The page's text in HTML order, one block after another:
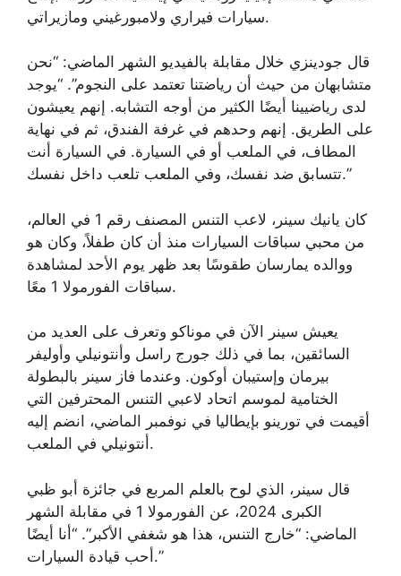
سيارات فيراري ولامبورغيني ومازيراتي.
قال جودينزي خلال مقابلة بالفيديو الشهر الماضي: “نحن
متشابهان من حيث أن رياضتنا تعتمد على النجوم”. “يوجد
لدى رياضيينا أيضًا الكثير من أوجه التشابه. إنهم يعيشون
على الطريق. إنهم وحدهم في غرفة الفندق، ثم في نهاية
المطاف، في الملعب أو في السيارة. في السيارة أنت
تتسابق ضد نفسك، وفي الملعب تلعب داخل نفسك.”
كان يانيك سينر، لاعب التنس المصنف رقم 1 في العالم،
من محبي سباقات السيارات منذ أن كان طفلاً، وكان هو
ووالده يمارسان طقوسًا بعد ظهر يوم الأحد لمشاهدة
سباقات الفورمولا 1 معًا.
يعيش سينر الآن في موناكو وتعرف على العديد من
السائقين، بما في ذلك جورج راسل وأنتونيلي وأوليفر
بيرمان وإستيبان أوكون. وعندما فاز سينر بالبطولة
الختامية لموسم اتحاد لاعبي التنس المحترفين التي
أقيمت في تورينو بإيطاليا في نوفمبر الماضي، انضم إليه
أنتونيلي في الملعب.
قال سينر، الذي لوح بالعلم المربع في جائزة أبو ظبي
الكبرى 2024، عن الفورمولا 1 في مقابلة الشهر
الماضي: “خارج التنس، هذا هو شغفي الأكبر”. “أنا أيضًا
أحب قيادة السيارات.”